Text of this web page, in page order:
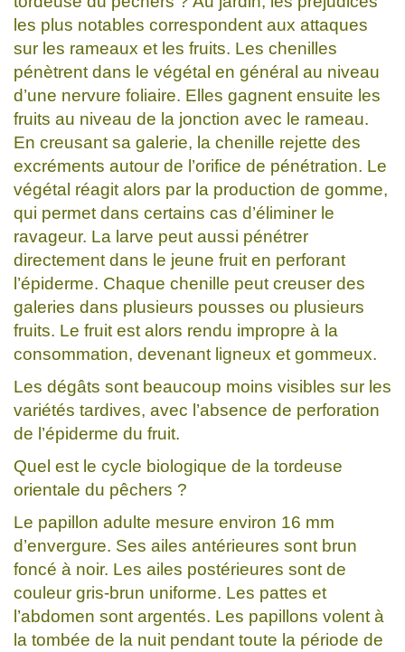
les plus notables correspondent aux attaques
sur les rameaux et les fruits. Les chenilles
pénètrent dans le végétal en général au niveau
d’une nervure foliaire. Elles gagnent ensuite les
fruits au niveau de la jonction avec le rameau.
En creusant sa galerie, la chenille rejette des
excréments autour de l’orifice de pénétration. Le
végétal réagit alors par la production de gomme,
qui permet dans certains cas d’éliminer le
ravageur. La larve peut aussi pénétrer
directement dans le jeune fruit en perforant
l’épiderme. Chaque chenille peut creuser des
galeries dans plusieurs pousses ou plusieurs
fruits. Le fruit est alors rendu impropre à la
consommation, devenant ligneux et gommeux.
Les dégâts sont beaucoup moins visibles sur les
variétés tardives, avec l’absence de perforation
de l’épiderme du fruit.
Quel est le cycle biologique de la tordeuse
orientale du pêchers ?
Le papillon adulte mesure environ 16 mm
d’envergure. Ses ailes antérieures sont brun
foncé à noir. Les ailes postérieures sont de
couleur gris-brun uniforme. Les pattes et
l’abdomen sont argentés. Les papillons volent à
la tombée de la nuit pendant toute la période de